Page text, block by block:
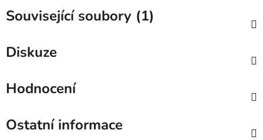
Související soubory (1)
Diskuze
Hodnocení
Ostatní informace